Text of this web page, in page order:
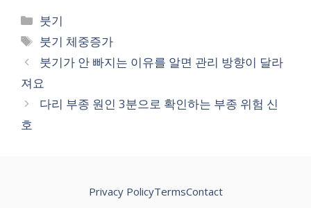
카
테
고
리
붓기
태
그
붓기 체중증가
붓기가 안 빠지는 이유를 알면 관리 방향이 달라
져요
다리 부종 원인 3분으로 확인하는 부종 위험 신
호
Privacy PolicyTermsContact